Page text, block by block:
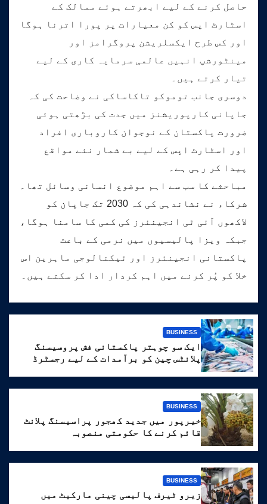
حاصل کرنے کے لیے ابھرتے ہوئے ممالک کے
اسٹارٹ اپس کو کن معیارات پر پورا اترنا ہوگا
اور کس طرح ایکسلریشن پروگرامز اور
مینٹورشپ انہیں عالمی سرمایہ کاری کے لیے
تیار کرتے ہیں۔
دوسری جانب توموکو تاکاساکی نے وضاحت کی کہ
جاپانی کارپوریشنز میں جدت کی بڑھتی ہوئی
ضرورت پاکستان کے نوجوان کاروباری افراد
اور اسٹارٹ اپس کے لیے بے شمار نئے مواقع
پیدا کر رہی ہے۔
مباحثے کا سب سے اہم موضوع انسانی وسائل تھا۔
شرکاء نے نشاندہی کی کہ 2030 تک جاپان کو
لاکھوں آئی ٹی انجینئرز کی کمی کا سامنا ہوگا،
جبکہ ویزا پالیسیوں میں نرمی کے باعث
پاکستانی انجینئرز اور ٹیکنالوجی ماہرین اس
خلا کو پُر کرنے میں اہم کردار ادا کر سکتے ہیں۔
BUSINESS
ایک سو چوہتر پاکستانی فش پروسیسنگ
پلانٹس چین کو برآمدات کے لیے رجسٹرڈ
BUSINESS
خیرپور میں جدید کھجور پراسیسنگ پلانٹ
قائم کرنے کا حکومتی منصوبہ
BUSINESS
زیرو ٹیرف پالیسی چینی مارکیٹ میں